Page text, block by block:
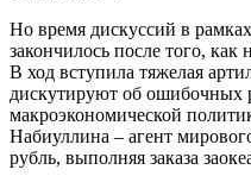
Но время дискуссий в
закончилось после того, как
В ход вступила тяжелая
дискутируют об ошибочных
макроэкономической
Набиуллина – агент
рубль, выполняя заказа